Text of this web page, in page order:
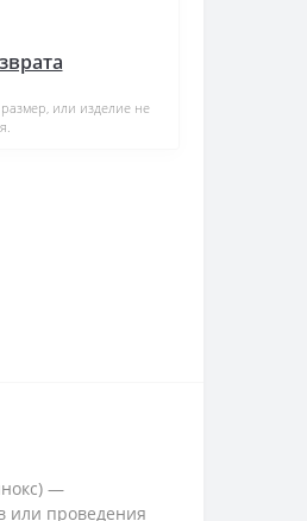
или изделие не
—
или проведения